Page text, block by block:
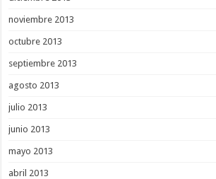
noviembre 2013
octubre 2013
septiembre 2013
agosto 2013
julio 2013
junio 2013
mayo 2013
abril 2013